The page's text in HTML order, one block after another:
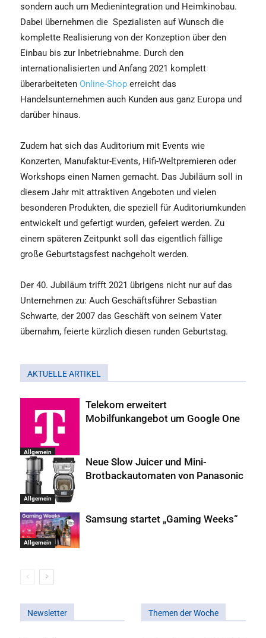
sondern auch um Medienintegration und Heimkinobau.
Dabei übernehmen die Spezialisten auf Wunsch die
komplette Realisierung von der Konzeption über den
Einbau bis zur Inbetriebnahme. Durch den
internationalisierten und Anfang 2021 komplett
überarbeiteten Online-Shop erreicht das
Handelsunternehmen auch Kunden aus ganz Europa und
darüber hinaus.
Zudem hat sich das Auditorium mit Events wie
Konzerten, Manufaktur-Events, Hifi-Weltpremieren oder
Workshops einen Namen gemacht. Das Jubiläum soll in
diesem Jahr mit attraktiven Angeboten und vielen
besonderen Produkten, die speziell für Auditoriumkunden
entwickelt und gefertigt wurden, gefeiert werden. Zu
einem späteren Zeitpunkt soll das eigentlich fällige
große Geburtstagsfest nachgeholt werden.
Der 40. Jubiläum trifft 2021 übrigens nicht nur auf das
Unternehmen zu: Auch Geschäftsführer Sebastian
Schwarte, der 2007 das Geschäft von seinem Vater
übernahm, feierte kürzlich diesen runden Geburtstag.
AKTUELLE ARTIKEL
Allgemein
Telekom erweitert
Mobilfunkangebot um Google One
Allgemein
Neue Slow Juicer und Mini-
Brotbackautomaten von Panasonic
Allgemein
Samsung startet „Gaming Weeks“
Newsletter Themen der Woche